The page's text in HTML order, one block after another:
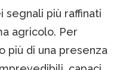
segnali più raffinati
agricolo. Per
più di una presenza